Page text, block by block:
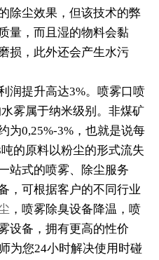
除尘效果，但该技术的弊
量，而且湿的物料会黏
损，此外还会产生水污
润提升高达3%。喷雾口喷
雾属于纳米级别。非煤矿
为0,25%-3%，也就是说每
的原料以粉尘的形式流失
站式的喷雾、除尘服务
，可根据客户的不同行业
，喷雾除臭设备降温，喷
设备，拥有更高的性价
为您24小时解决使用时碰